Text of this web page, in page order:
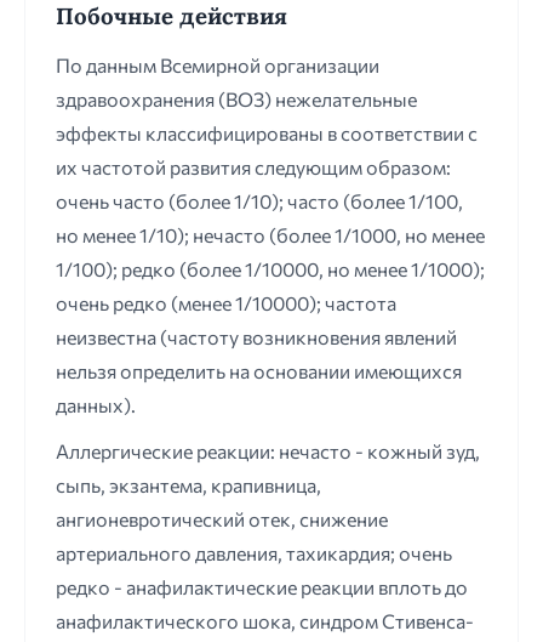
Побочные действия
По данным Всемирной организации
здравоохранения (ВОЗ) нежелательные
эффекты классифицированы в соответствии с
их частотой развития следующим образом:
очень часто (более 1/10); часто (более 1/100,
но менее 1/10); нечасто (более 1/1000, но менее
1/100); редко (более 1/10000, но менее 1/1000);
очень редко (менее 1/10000); частота
неизвестна (частоту возникновения явлений
нельзя определить на основании имеющихся
данных).
Аллергические реакции: нечасто - кожный зуд,
сыпь, экзантема, крапивница,
ангионевротический отек, снижение
артериального давления, тахикардия; очень
редко - анафилактические реакции вплоть до
анафилактического шока, синдром Стивенса-